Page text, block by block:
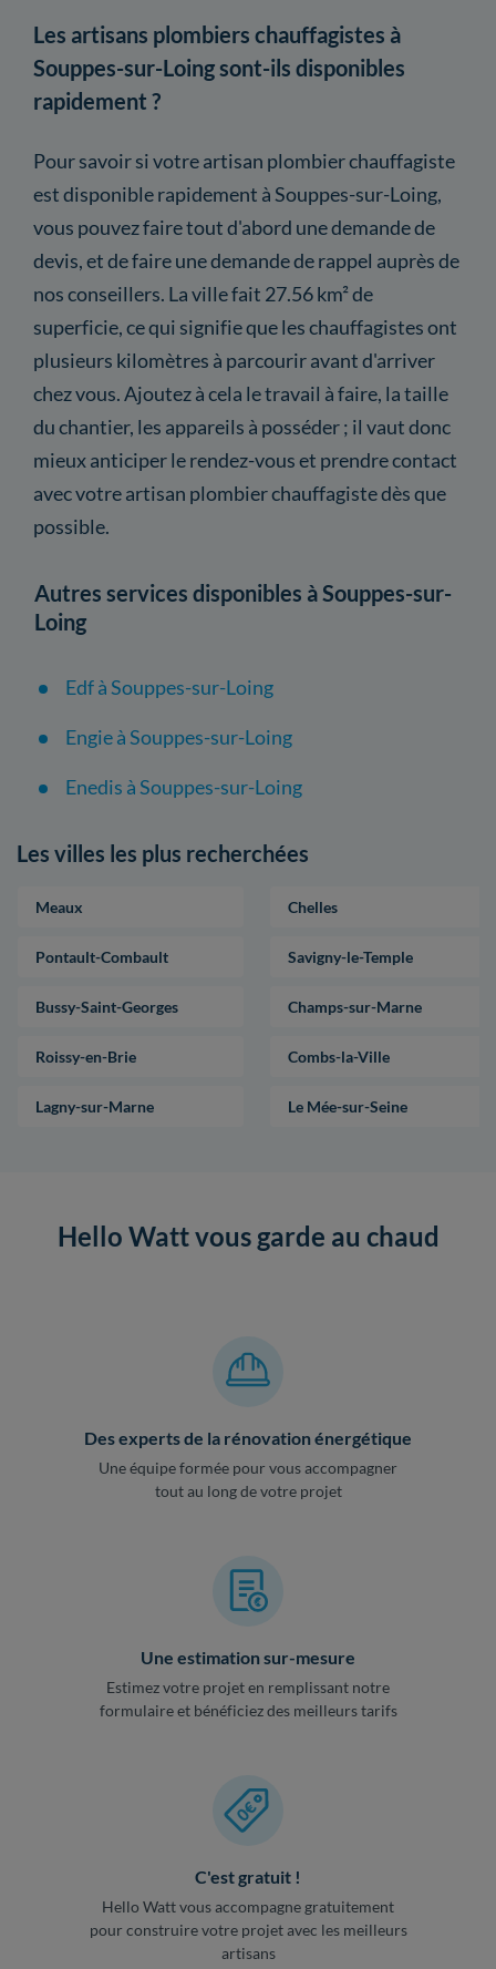
Les artisans plombiers chauffagistes à
Souppes-sur-Loing sont-ils disponibles
rapidement ?
Pour savoir si votre artisan plombier chauffagiste
est disponible rapidement à Souppes-sur-Loing,
vous pouvez faire tout d'abord une demande de
devis, et de faire une demande de rappel auprès de
nos conseillers. La ville fait 27.56 km² de
superficie, ce qui signifie que les chauffagistes ont
plusieurs kilomètres à parcourir avant d'arriver
chez vous. Ajoutez à cela le travail à faire, la taille
du chantier, les appareils à posséder ; il vaut donc
mieux anticiper le rendez-vous et prendre contact
avec votre artisan plombier chauffagiste dès que
possible.
Autres services disponibles à Souppes-sur-
Loing
Edf à Souppes-sur-Loing
Engie à Souppes-sur-Loing
Enedis à Souppes-sur-Loing
Les villes les plus recherchées
Meaux Chelles
Pontault-Combault Savigny-le-Temple
Bussy-Saint-Georges Champs-sur-Marne
Roissy-en-Brie Combs-la-Ville
Lagny-sur-Marne Le Mée-sur-Seine
Hello Watt vous garde au chaud
Des experts de la rénovation énergétique
Une équipe formée pour vous accompagner
tout au long de votre projet
Une estimation sur-mesure
Estimez votre projet en remplissant notre
formulaire et bénéficiez des meilleurs tarifs
C'est gratuit !
Hello Watt vous accompagne gratuitement
pour construire votre projet avec les meilleurs
artisans